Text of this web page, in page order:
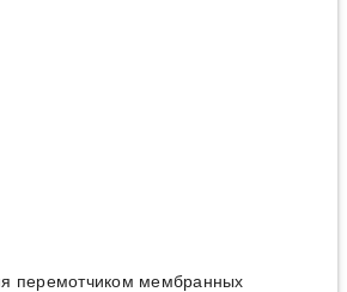
перемотчиком мембранных